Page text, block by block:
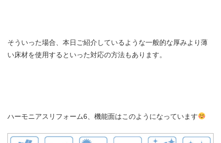
そういった場合、本日ご紹介しているような一般的な厚みより薄
い床材を使用するといった対応の方法もあります。
ハーモニアスリフォーム6、機能面はこのようになっています